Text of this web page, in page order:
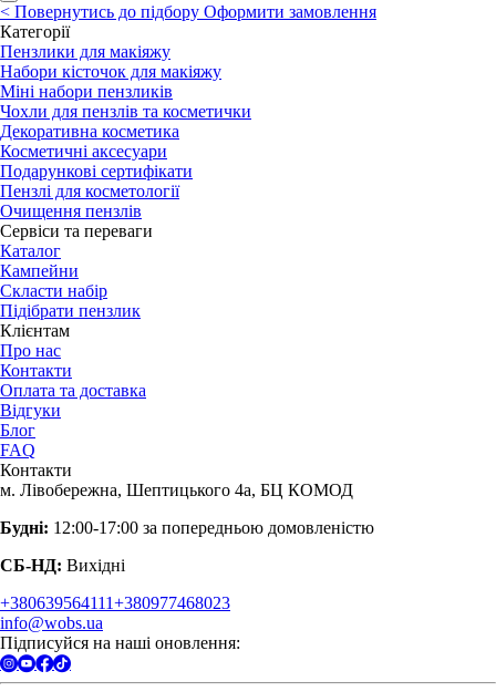
< Повернутись до підбору Оформити замовлення
Категорії
Пензлики для макіяжу
Набори кісточок для макіяжу
Міні набори пензликів
Чохли для пензлів та косметички
Декоративна косметика
Косметичні аксесуари
Подарункові сертифікати
Пензлі для косметології
Очищення пензлів
Сервіси та переваги
Каталог
Кампейни
Скласти набір
Підібрати пензлик
Клієнтам
Про нас
Контакти
Оплата та доставка
Відгуки
Блог
FAQ
Контакти
м. Лівобережна, Шептицького 4а, БЦ КОМОД
Будні: 12:00-17:00 за попередньою домовленістю
СБ-НД: Вихідні
+380639564111+380977468023
info@wobs.ua
Підписуйся на наші оновлення: